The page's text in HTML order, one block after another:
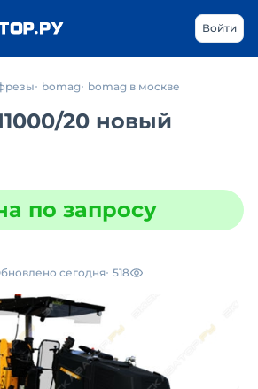
Войти
bomag bomag в москве
20 новый
по запросу
сегодня 518